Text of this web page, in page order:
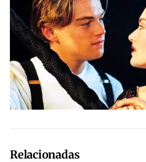
Relacionadas